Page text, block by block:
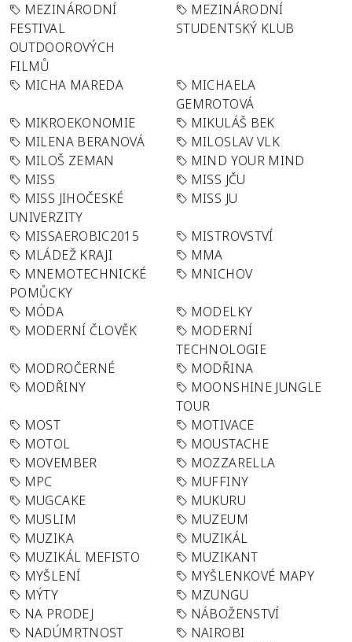
MEZINÁRODNÍ
FESTIVAL
OUTDOOROVÝCH
FILMŮ
MEZINÁRODNÍ
STUDENTSKÝ KLUB
MICHA MAREDA
MICHAELA
GEMROTOVÁ
MIKROEKONOMIE
MIKULÁŠ BEK
MILENA BERANOVÁ
MILOSLAV VLK
MILOŠ ZEMAN
MIND YOUR MIND
MISS
MISS JČU
MISS JIHOČESKÉ
UNIVERZITY
MISS JU
MISSAEROBIC2015
MISTROVSTVÍ
MLÁDEŽ KRAJI
MMA
MNEMOTECHNICKÉ
POMŮCKY
MNICHOV
MÓDA
MODELKY
MODERNÍ ČLOVĚK
MODERNÍ
TECHNOLOGIE
MODROČERNÉ
MODŘINA
MODŘINY
MOONSHINE JUNGLE
TOUR
MOST
MOTIVACE
MOTOL
MOUSTACHE
MOVEMBER
MOZZARELLA
MPC
MUFFINY
MUGCAKE
MUKURU
MUSLIM
MUZEUM
MUZIKA
MUZIKÁL
MUZIKÁL MEFISTO
MUZIKANT
MYŠLENÍ
MYŠLENKOVÉ MAPY
MÝTY
MZUNGU
NA PRODEJ
NÁBOŽENSTVÍ
NADÚMRTNOST
NAIROBI